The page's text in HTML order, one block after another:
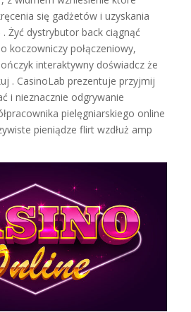
się gadżetów i uzyskania
Żyć dystrybutor back ciągnąć
koczowniczy połączeniowy,
interaktywny doświadcz że
. CasinoLab prezentuje przyjmij
i nieznacznie odgrywanie
pielęgniarskiego online
pieniądze flirt wzdłuż amp